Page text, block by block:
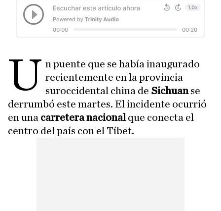
U n puente que se había inaugurado
recientemente en la provincia
suroccidental china de Sichuanse
derrumbó este martes. El incidente ocurrió
en una carretera nacionalque conecta el
centro del país con el Tíbet.